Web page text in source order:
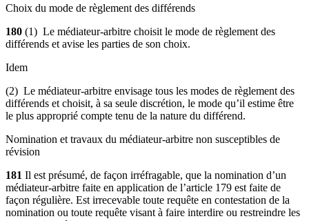
Choix du mode de règlement des différends
180 (1) Le médiateur-arbitre choisit le mode de règlement des
différends et avise les parties de son choix.
Idem
(2) Le médiateur-arbitre envisage tous les modes de règlement des
différends et choisit, à sa seule discrétion, le mode qu’il estime être
le plus approprié compte tenu de la nature du différend.
Nomination et travaux du médiateur-arbitre non susceptibles de
révision
181 Il est présumé, de façon irréfragable, que la nomination d’un
médiateur-arbitre faite en application de l’article 179 est faite de
façon régulière. Est irrecevable toute requête en contestation de la
nomination ou toute requête visant à faire interdire ou restreindre les